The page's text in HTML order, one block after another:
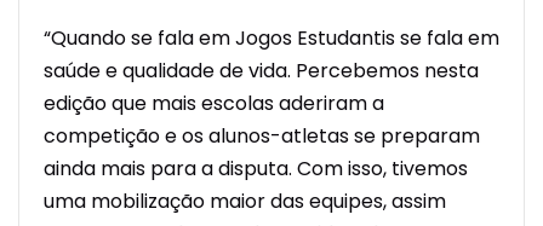
“Quando se fala em Jogos Estudantis se fala em
saúde e qualidade de vida. Percebemos nesta
edição que mais escolas aderiram a
competição e os alunos-atletas se preparam
ainda mais para a disputa. Com isso, tivemos
uma mobilização maior das equipes, assim